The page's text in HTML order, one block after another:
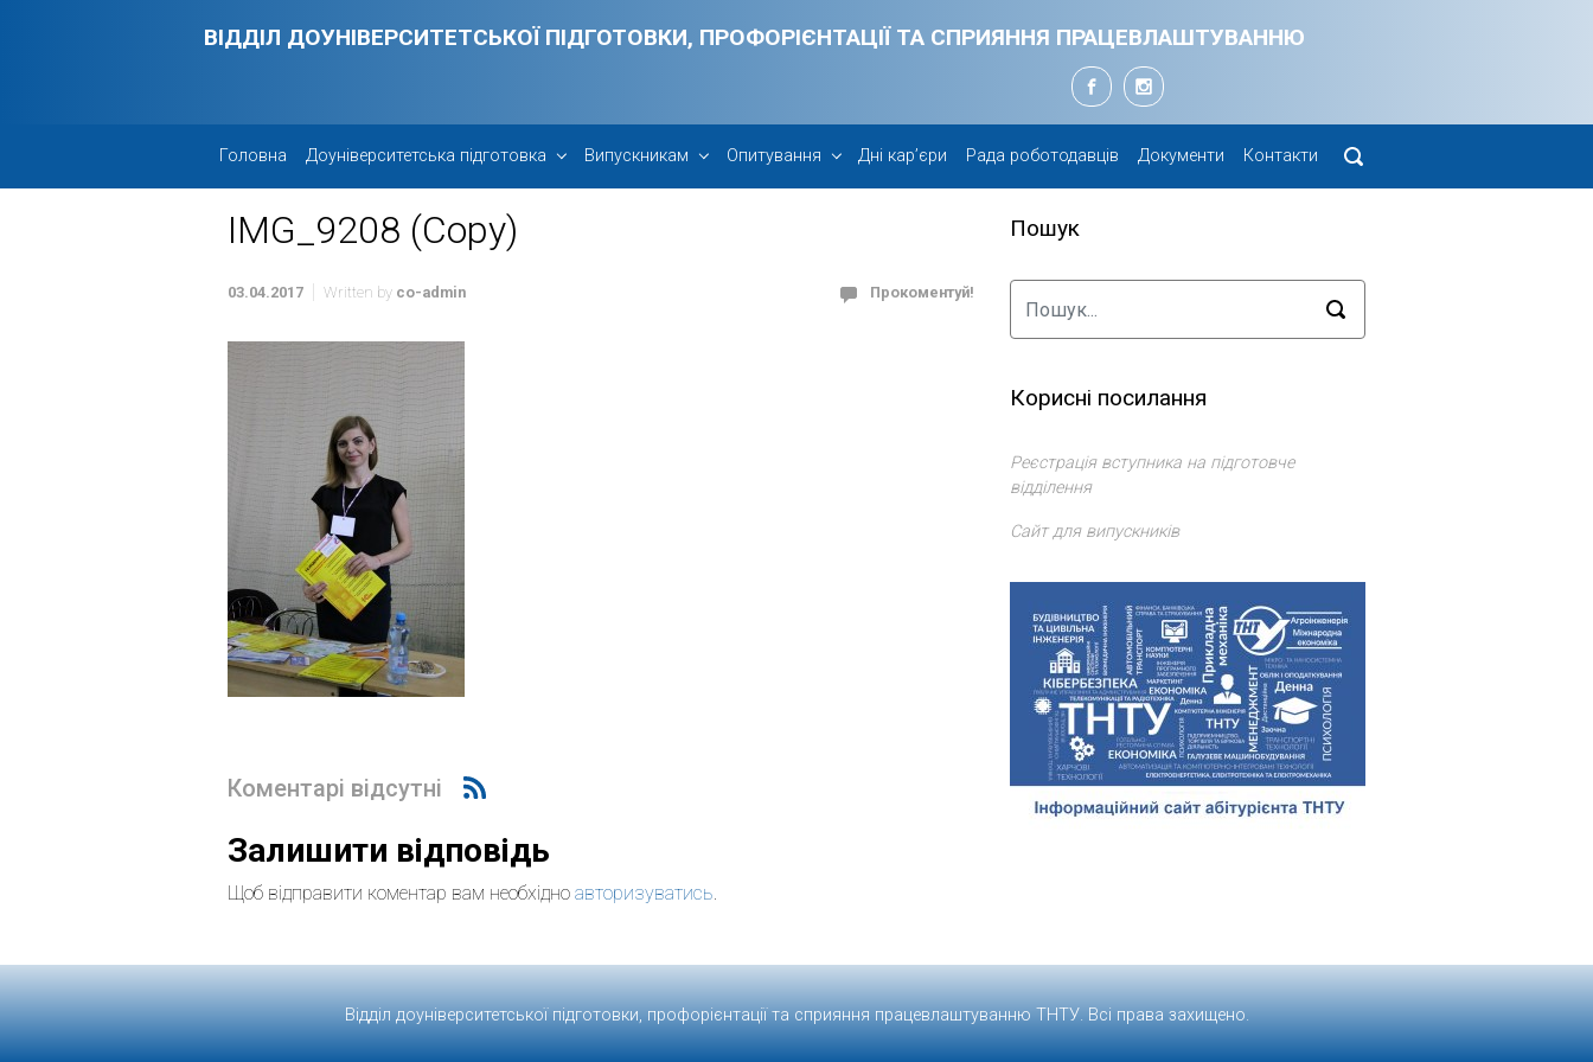
ВІДДІЛ ДОУНІВЕРСИТЕТСЬКОЇ ПІДГОТОВКИ, ПРОФОРІЄНТАЦІЇ ТА СПРИЯННЯ ПРАЦЕВЛАШТУВАННЮ
Головна Доуніверситетська підготовка Випускникам Опитування Дні кар’єри Рада роботодавців Документи Контакти
IMG_9208 (Copy)
03.04.2017 Written by co-admin Прокоментуй!
Коментарі відсутні
Залишити відповідь
Щоб відправити коментар вам необхідно авторизуватись.
Пошук
Корисні посилання
Реєстрація вступника на підготовче
відділення
Сайт для випускників
Відділ доуніверситетської підготовки, профорієнтації та сприяння працевлаштуванню ТНТУ. Всі права захищено.